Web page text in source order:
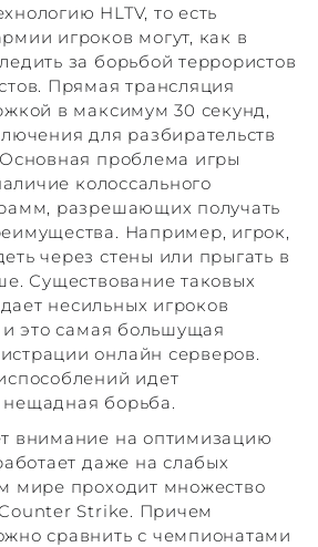
HLTV, то есть
игроков могут, как в
за борьбой террористов
Прямая трансляция
в максимум 30 секунд,
для разбирательств
проблема игры
колоссального
разрешающих получать
Например, игрок,
через стены или прыгать в
Существование таковых
несильных игроков
и это самая большущая
онлайн серверов.
идет
борьба.
внимание на оптимизацию
даже на слабых
мире проходит множество
Strike. Причем
сравнить с чемпионатами